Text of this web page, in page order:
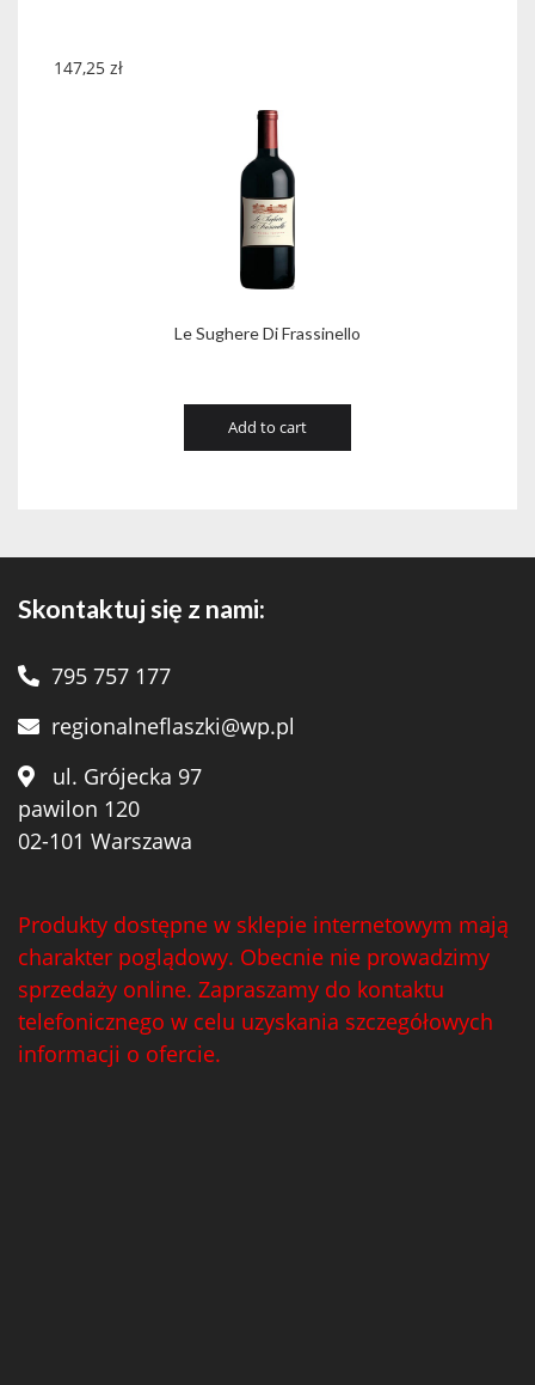
Le Sughere Di Frassinello
147,25 zł
Add to cart
Skontaktuj się z nami:
795 757 177
regionalneflaszki@wp.pl
ul. Grójecka 97
pawilon 120
02-101 Warszawa
Produkty dostępne w sklepie internetowym mają
charakter poglądowy. Obecnie nie prowadzimy
sprzedaży online. Zapraszamy do kontaktu
telefonicznego w celu uzyskania szczegółowych
informacji o ofercie.